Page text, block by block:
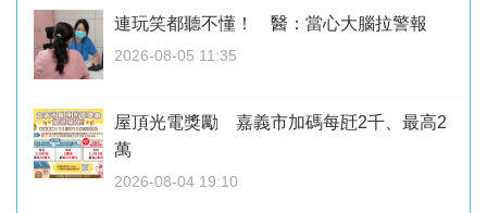
連玩笑都聽不懂！ 醫：當心大腦拉警報
2026-08-05 11:35
屋頂光電獎勵 嘉義市加碼每瓩2千、最高2
萬
2026-08-04 19:10